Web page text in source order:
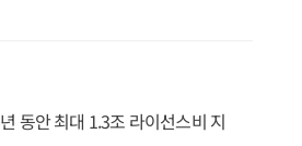
동안 최대 1.3조 라이선스비 지